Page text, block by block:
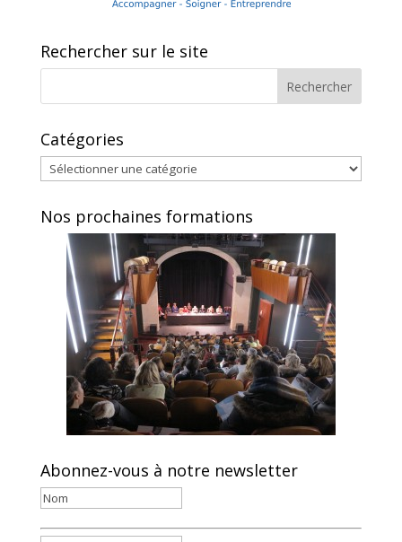
Rechercher sur le site
Catégories
Catégories
Nos prochaines formations
Abonnez-vous à notre newsletter